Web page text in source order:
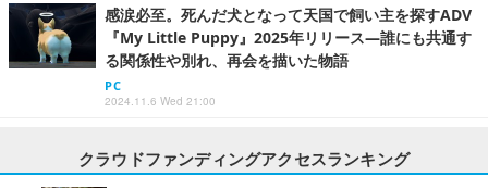
感涙必至。死んだ犬となって天国で飼い主を探すADV
『My Little Puppy』2025年リリース―誰にも共通す
る関係性や別れ、再会を描いた物語
PC
2024.11.6 Wed 21:00
クラウドファンディングアクセスランキング